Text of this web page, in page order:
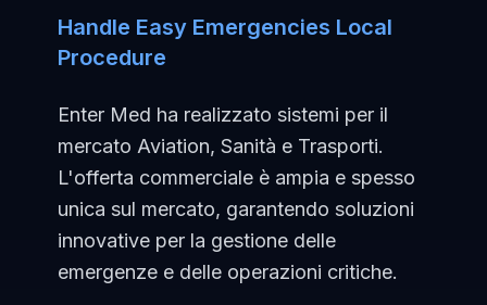
Handle Easy Emergencies Local
Procedure
Enter Med ha realizzato sistemi per il
mercato Aviation, Sanità e Trasporti.
L'offerta commerciale è ampia e spesso
unica sul mercato, garantendo soluzioni
innovative per la gestione delle
emergenze e delle operazioni critiche.